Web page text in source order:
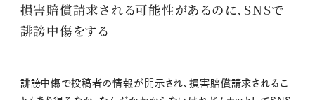
損害賠償請求される可能性があるのに、SNSで
誹謗中傷をする
誹謗中傷で投稿者の情報が開示され、損害賠償請求されるこ